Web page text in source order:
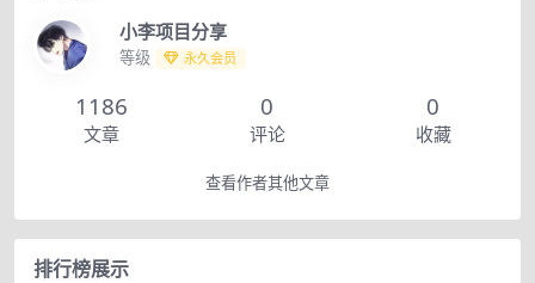
小李项目分享
等级 永久会员
1186
文章
0
评论
0
收藏
查看作者其他文章
排行榜展示